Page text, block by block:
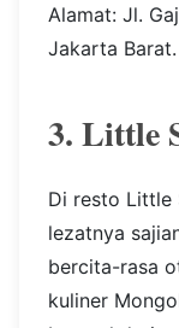
Alamat: Jl.
Jakarta Barat.
3. Little
Di resto Little
lezatnya
bercita-rasa
kuliner